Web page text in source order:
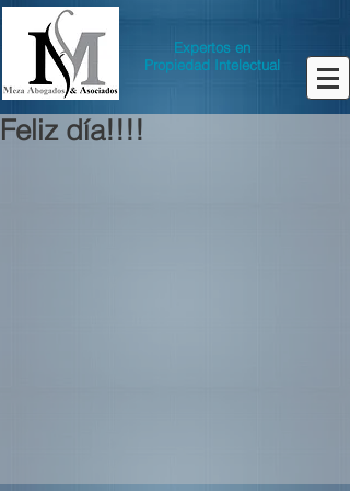
Expertos en
Propiedad Intelectual
Feliz día!!!!